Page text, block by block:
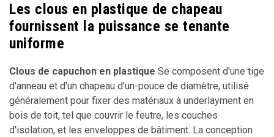
Les clous en plastique de chapeau
fournissent la puissance se tenante
uniforme
Clous de capuchon en plastique Se composent d'une tige
d'anneau et d'un chapeau d'un-pouce de diamètre, utilisé
généralement pour fixer des matériaux à underlayment en
bois de toit, tel que couvrir le feutre, les couches
d'isolation, et les enveloppes de bâtiment. La conception